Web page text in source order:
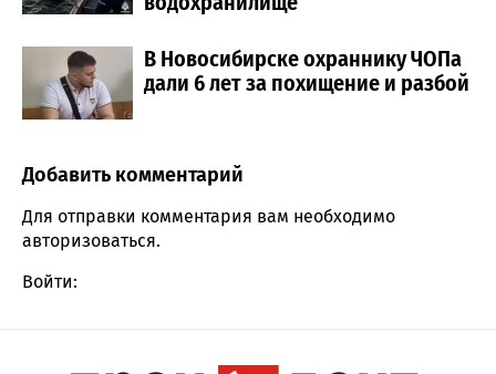
В Новосибирске охраннику ЧОПа
дали 6 лет за похищение и разбой
Comment section
Добавить комментарий
Для отправки комментария вам необходимо
авторизоваться.
Войти: